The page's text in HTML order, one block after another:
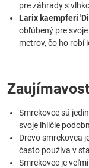
pre záhrady s
Larix kaempferi
obľúbený pre
metrov, čo ho robí
Smrekovce sú
svoje ihličie
Drevo smrekovca
často používa v
Smrekovec je